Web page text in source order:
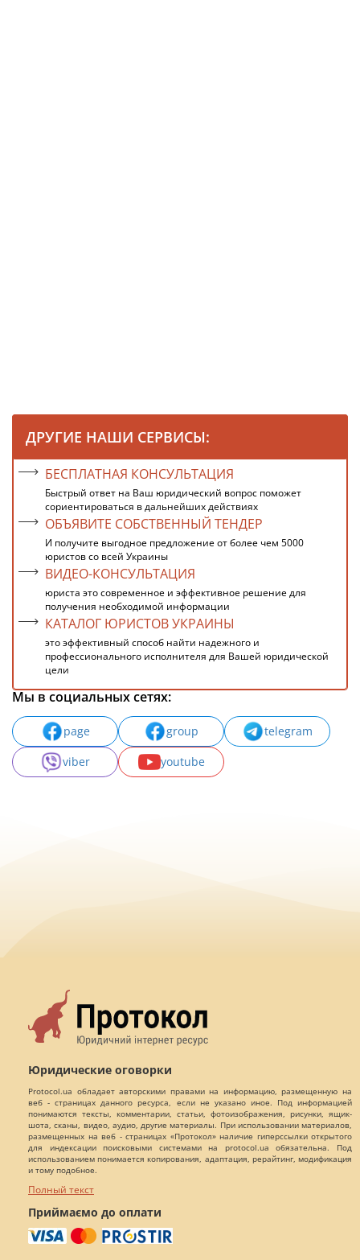
ДРУГИЕ НАШИ СЕРВИСЫ:
БЕСПЛАТНАЯ КОНСУЛЬТАЦИЯ
Быстрый ответ на Ваш юридический вопрос поможет
сориентироваться в дальнейших действиях
ОБЪЯВИТЕ СОБСТВЕННЫЙ ТЕНДЕР
И получите выгодное предложение от более чем 5000
юристов со всей Украины
ВИДЕО-КОНСУЛЬТАЦИЯ
юриста это современное и эффективное решение для
получения необходимой информации
КАТАЛОГ ЮРИСТОВ УКРАИНЫ
это эффективный способ найти надежного и
профессионального исполнителя для Вашей юридической
цели
Мы в социальных сетях:
page group
telegram
viber
youtube
Юридические оговорки
Protocol.ua обладает авторскими правами на информацию, размещенную на
веб - страницах данного ресурса, если не указано иное. Под информацией
понимаются тексты, комментарии, статьи, фотоизображения, рисунки, ящик-
шота, сканы, видео, аудио, другие материалы. При использовании материалов,
размещенных на веб - страницах «Протокол» наличие гиперссылки открытого
для индексации поисковыми системами на protocol.ua обязательна. Под
использованием понимается копирования, адаптация, рерайтинг, модификация
и тому подобное.
Полный текст
Приймаємо до оплати